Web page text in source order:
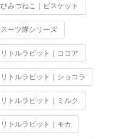
ひみつねこ｜ビスケット
スーツ隊シリーズ
リトルラビット｜ココア
リトルラビット｜ショコラ
リトルラビット｜ミルク
リトルラビット｜モカ